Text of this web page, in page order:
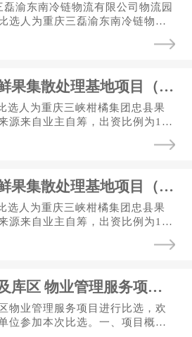
渝东南冷链物流有限公司物流园
选人为重庆三磊渝东南冷链物流
比...
三峡柑橘忠县鲜果集散处理基地项目（渝东北农副产品及 进出口肉类冷链加工集配中心一期）1号车间 塑料周转筐采购（第三次）
选人为重庆三峡柑橘集团忠县果
源来自业主自筹，出资比例为10
筐材质...
三峡柑橘忠县鲜果集散处理基地项目（渝东北农副产品及进出口肉类冷链加工集配中心一期）1号车间塑料周转筐采购 比选公告（第二次）
选人为重庆三峡柑橘集团忠县果
源来自业主自筹，出资比例为10
筐材质...
惠泽办公大楼及库区 物业管理服务项目比选公告
物业管理服务项目进行比选，欢
位参加本次比选。一、项目概况